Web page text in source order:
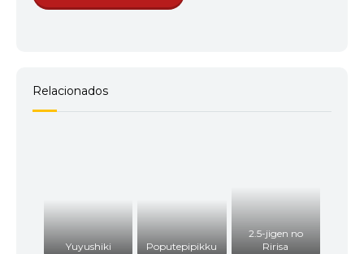
Relacionados
Yuyushiki Poputepipikku
2.5-jigen no
Ririsa